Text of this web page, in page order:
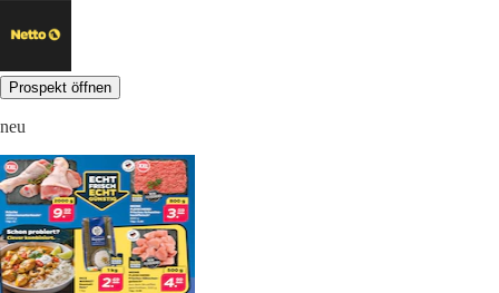
Prospekt öffnen
neu